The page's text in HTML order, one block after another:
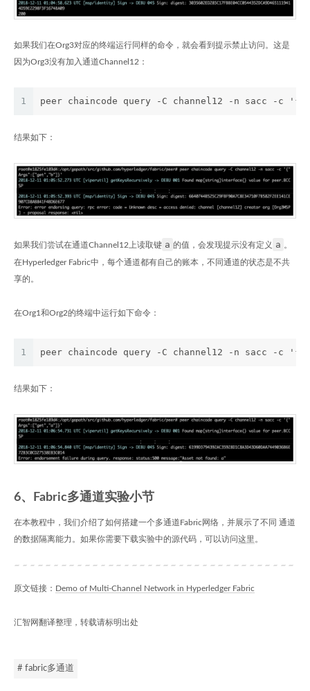
如果我们在Org3对应的终端运行同样的命令，就会看到提示禁止访问。这是
因为Org3没有加入通道Channel12：
1 peer chaincode query -C channel12 -n sacc -c
结果如下：
如果我们尝试在通道Channel12上读取键 a 的值，会发现提示没有定义 a 。
在Hyperledger Fabric中，每个通道都有自己的账本，不同通道的状态是不共
享的。
在Org1和Org2的终端中运行如下命令：
1 peer chaincode query -C channel12 -n sacc -c
结果如下：
6、Fabric多通道实验小节
在本教程中，我们介绍了如何搭建一个多通道Fabric网络，并展示了不同 通道
的数据隔离能力。如果你需要下载实验中的源代码，可以访问 这里 。
原文链接： Demo of Multi-Channel Network in Hyperledger Fabric
汇智网翻译整理，转载请标明出处
# fabric多通道